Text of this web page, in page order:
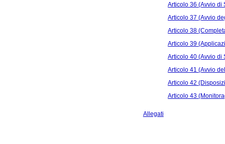
Articolo 36 (Avvio di
Articolo 37 (Avvio
Articolo 38
Articolo 39
Articolo 40 (Avvio di
Articolo 41 (Avvio
Articolo 42
Articolo 43
Allegati